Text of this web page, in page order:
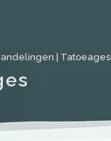
Tatoeages